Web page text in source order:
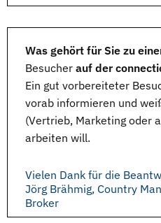
Was gehört für Sie zu
Besucher auf der
Ein gut vorbereiteter
vorab informieren und
(Vertrieb, Marketing oder
arbeiten will.
Vielen Dank für die
Jörg Brähmig, Country
Broker